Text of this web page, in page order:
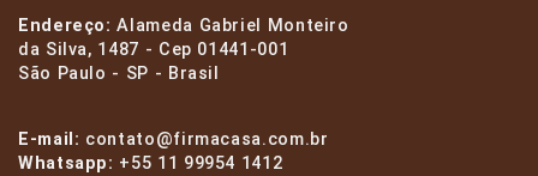
Endereço:Alameda Gabriel Monteiro
da Silva, 1487 - Cep 01441-001
São Paulo - SP - Brasil
E-mail: contato@firmacasa.com.br
Whatsapp: +55 11 99954 1412